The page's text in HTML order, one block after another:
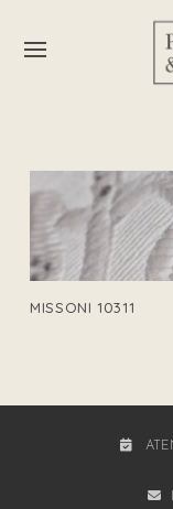
MISSONI 10311